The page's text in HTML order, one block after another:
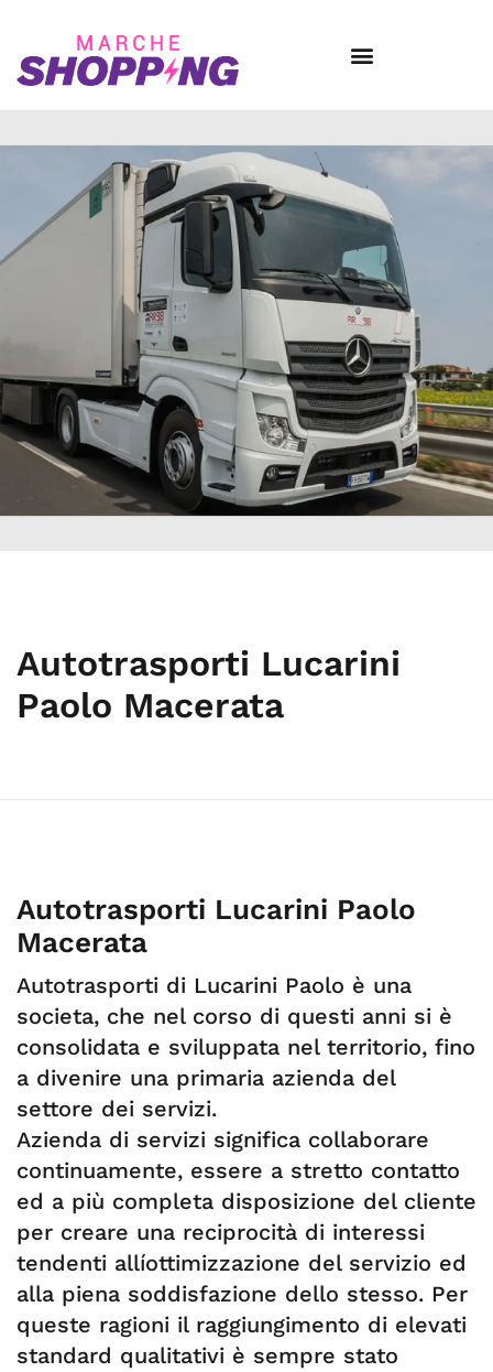
Autotrasporti Lucarini
Paolo Macerata
Autotrasporti Lucarini Paolo
Macerata
Autotrasporti di Lucarini Paolo è una
societa, che nel corso di questi anni si è
consolidata e sviluppata nel territorio, fino
a divenire una primaria azienda del
settore dei servizi.
Azienda di servizi significa collaborare
continuamente, essere a stretto contatto
ed a più completa disposizione del cliente
per creare una reciprocità di interessi
tendenti allíottimizzazione del servizio ed
alla piena soddisfazione dello stesso. Per
queste ragioni il raggiungimento di elevati
standard qualitativi è sempre stato